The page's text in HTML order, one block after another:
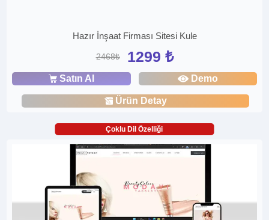
Hazır İnşaat Firması Sitesi Kule
2468₺ 1299 ₺
Satın Al Demo
Ürün Detay
Çoklu Dil Özelliği